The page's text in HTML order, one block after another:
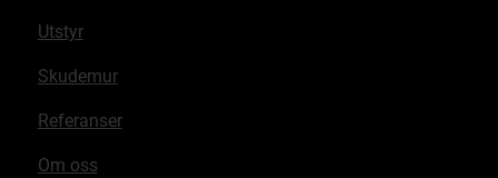
Utstyr
Skudemur
Referanser
Om oss